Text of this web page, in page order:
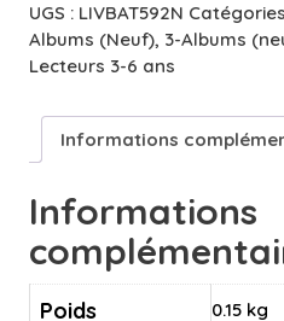
couleurs
-
3/5
UGS : LIVBAT592N
Albums (Neuf), 3-Albums
Lecteurs 3-6 ans
Informations
Informations
Poids 0.15 kg